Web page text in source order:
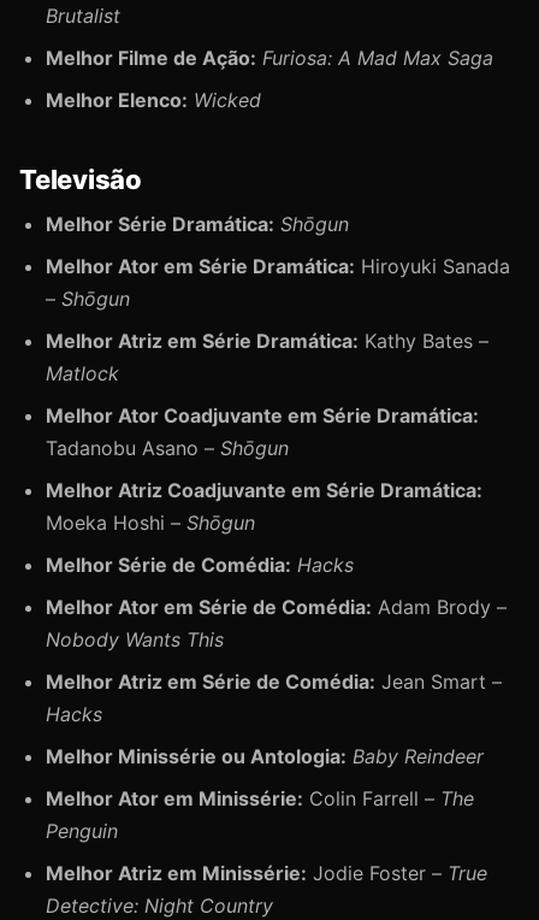
Brutalist
Melhor Filme de Ação: Furiosa: A Mad Max Saga
Melhor Elenco: Wicked
Televisão
Melhor Série Dramática: Shōgun
Melhor Ator em Série Dramática: Hiroyuki Sanada
–Shōgun
Melhor Atriz em Série Dramática: Kathy Bates –
Matlock
Melhor Ator Coadjuvante em Série Dramática:
Tadanobu Asano –Shōgun
Melhor Atriz Coadjuvante em Série Dramática:
Moeka Hoshi –Shōgun
Melhor Série de Comédia: Hacks
Melhor Ator em Série de Comédia: Adam Brody –
Nobody Wants This
Melhor Atriz em Série de Comédia: Jean Smart –
Hacks
Melhor Minissérie ou Antologia: Baby Reindeer
Melhor Ator em Minissérie: Colin Farrell – The
Penguin
Melhor Atriz em Minissérie: Jodie Foster – True
Detective: Night Country